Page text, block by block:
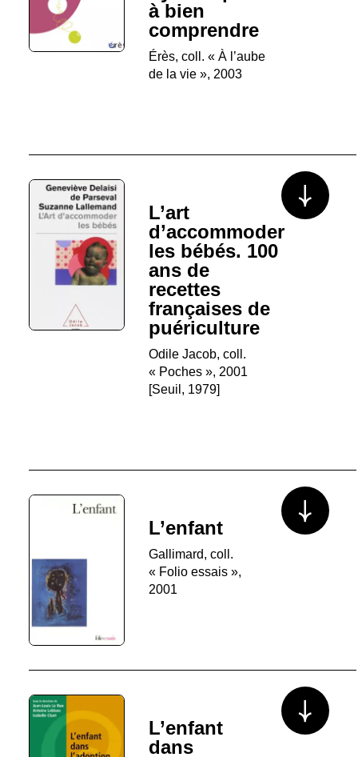
à bien
comprendre
Érès, coll. « À l’aube
de la vie », 2003
L’art
d’accommoder
les bébés. 100
ans de
recettes
françaises de
puériculture
Odile Jacob, coll.
« Poches », 2001
[Seuil, 1979]
Voir plus/
L’enfant
Gallimard, coll.
« Folio essais »,
2001
Voir plus/
L’enfant
dans
Voir plus/